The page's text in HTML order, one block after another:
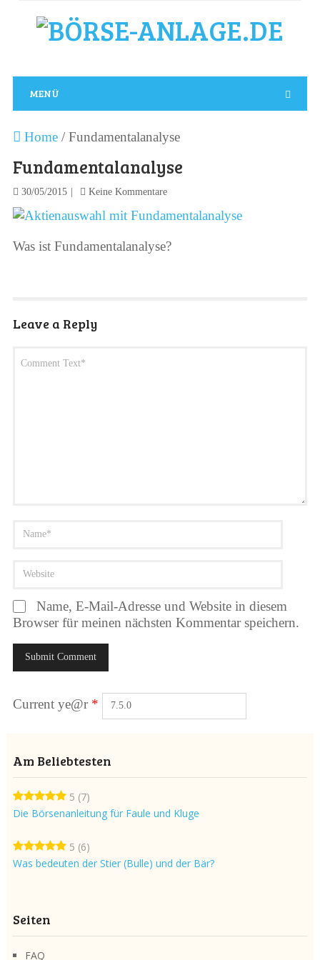
MENÜ
Home/ Fundamentalanalyse
Fundamentalanalyse
30/05/2015 Keine Kommentare
Was ist Fundamentalanalyse?
Leave a Reply
Name, E-Mail-Adresse und Website in diesem
Browser für meinen nächsten Kommentar speichern.
Current ye@r *
Am Beliebtesten
5 (7)
Die Börsenanleitung für Faule und Kluge
5 (6)
Was bedeuten der Stier (Bulle) und der Bär?
Seiten
FAQ